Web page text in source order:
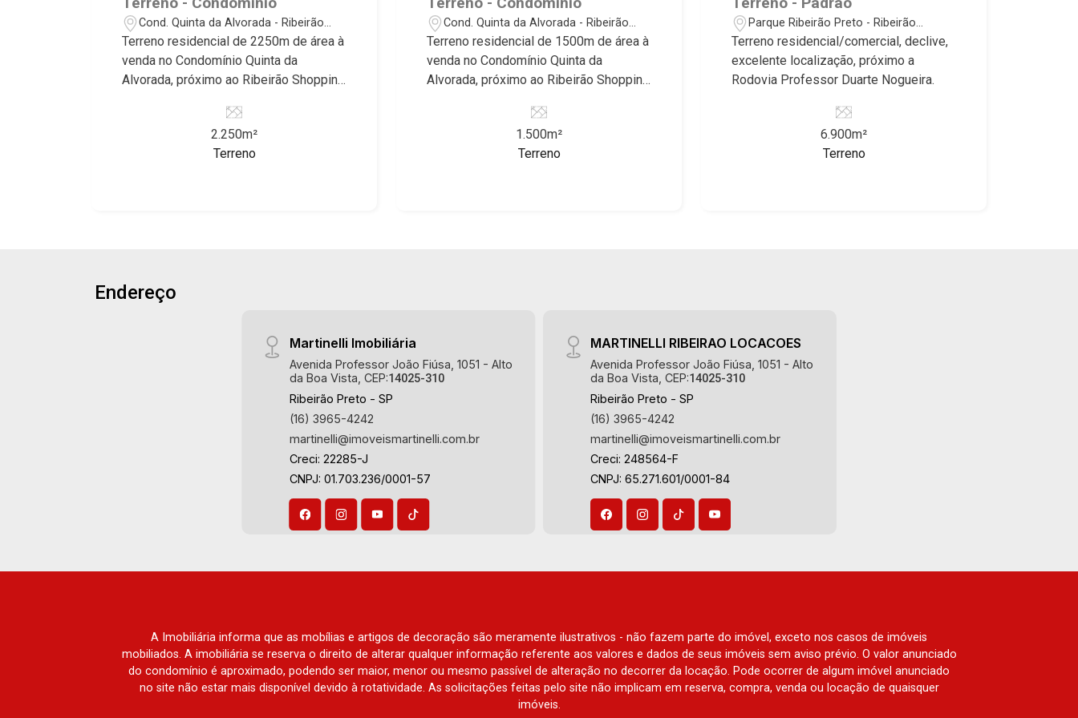
Jardim Nova Aliança Sul, Alto do Vale,
Colina do Golfe, Terras de Florença,
Terras de Siena, Quinta dos Ventos,
Buona Vitta Ribeirão, Ipê Rosa, Ipê
Amarelo, Ipê Roxo, Ipê Branco, Vila
Romana, Reserva Imperial, Quinta da
Primavera, Praça das Árvores, Praça
dos Pássaros, Praça das Flores,
Vista, Santorini, Siena, Alto do Castelo,
Portal da Mata, Villa Dei Fiori, Vivendas
Park, Mirante do Royal Park, Santa Fé,
Villa Victória, Bosque das Colinas,
Residencial, Villa de Buenos Aires,
Magnólias, Vila do Golfe, Vila Verde,
Country Village, San Remo, Residencial
Jardim Canadá, Torino, Città di Positano,
San Diego, Quinta da Alvorada, Monte
Avenida João Fiúsa, 1051 - Alto da Boa
Ribeirão, Jardim Canadá, Guaporé, Ilhas
do Sul, Jardim Nova Aliança, Boulevard,
Higienópolis, Sumaré, Jardim América,
Alto do Ipê, Jardim Irajá, Royal Park,
Jardim Califórnia, Quinta da Primavera,
Bonfim Paulista, Vila Seixas, Jardim
Paulista, Jardim Paulistano, Lagoinha,
Ribeirânia, Nova Ribeirânia, Jardim
Cond. Quinta da Alvorada - Ribeirão
Preto/SP
Terreno residencial de 2250m de área à
venda no Condomínio Quinta da
Alvorada, próximo ao Ribeirão Shopping
Ribeirão Preto/SP. Conheça as
características deste imóvel que a
Martinelli Imobiliária selecionou para
2.250m²
Terreno
Cond. Quinta da Alvorada - Ribeirão
Preto/SP
Terreno residencial de 1500m de área à
venda no Condomínio Quinta da
Alvorada, próximo ao Ribeirão Shopping
Ribeirão Preto/SP. Conheça as
características deste imóvel que a
Martinelli Imobiliária selecionou para
1.500m²
Terreno
Parque Ribeirão Preto - Ribeirão
Preto/SP
Terreno residencial/comercial, declive,
excelente localização, próximo a
Rodovia Professor Duarte Nogueira.
6.900m²
Terreno
Endereço
Martinelli Imobiliária
Avenida Professor João Fiúsa, 1051 - Alto
da Boa Vista, CEP:14025-310
Ribeirão Preto - SP
(16) 3965-4242
martinelli@imoveismartinelli.com.br
Creci: 22285-J
CNPJ: 01.703.236/0001-57
MARTINELLI RIBEIRAO LOCACOES
Avenida Professor João Fiúsa, 1051 - Alto
da Boa Vista, CEP:14025-310
Ribeirão Preto - SP
(16) 3965-4242
martinelli@imoveismartinelli.com.br
Creci: 248564-F
CNPJ: 65.271.601/0001-84
A Imobiliária informa que as mobílias e artigos de decoração são meramente ilustrativos - não fazem parte do imóvel, exceto nos casos de imóveis
mobiliados. A imobiliária se reserva o direito de alterar qualquer informação referente aos valores e dados de seus imóveis sem aviso prévio. O valor anunciado
do condomínio é aproximado, podendo ser maior, menor ou mesmo passível de alteração no decorrer da locação. Pode ocorrer de algum imóvel anunciado
no site não estar mais disponível devido à rotatividade. As solicitações feitas pelo site não implicam em reserva, compra, venda ou locação de quaisquer
imóveis.